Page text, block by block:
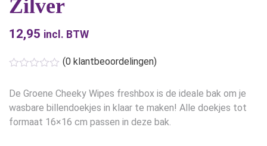
Hoe begin ik?
Zilver
12,95 incl. BTW
(0 klantbeoordelingen)
De Groene Cheeky Wipes freshbox is de ideale bak om je
wasbare billendoekjes in klaar te maken! Alle doekjes tot
formaat 16×16 cm passen in deze bak.